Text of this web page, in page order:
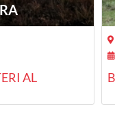
AL